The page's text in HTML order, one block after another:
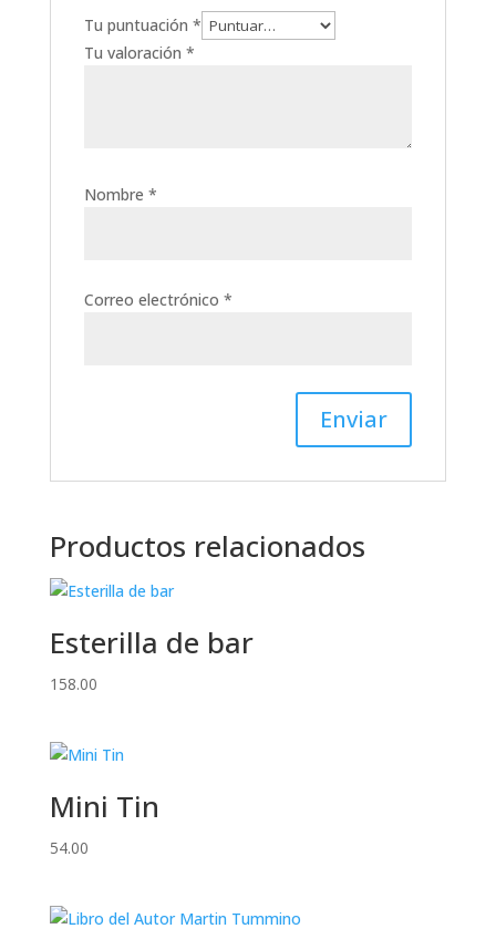
Tu puntuación *
Tu valoración *
Nombre *
Correo electrónico *
Productos relacionados
Esterilla de bar
158.00
Mini Tin
54.00